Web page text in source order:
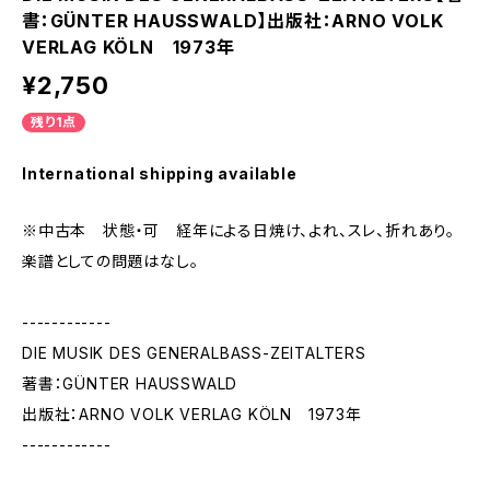
書：GÜNTER HAUSSWALD】出版社：ARNO VOLK
VERLAG KÖLN 1973年
¥2,750
残り1点
International shipping available
※中古本 状態・可 経年による日焼け、よれ、スレ、折れあり。
楽譜としての問題はなし。
------------
DIE MUSIK DES GENERALBASS-ZEITALTERS
著書：GÜNTER HAUSSWALD
出版社：ARNO VOLK VERLAG KÖLN 1973年
------------